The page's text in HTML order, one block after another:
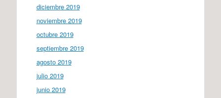
diciembre 2019
noviembre 2019
octubre 2019
septiembre 2019
agosto 2019
julio 2019
junio 2019